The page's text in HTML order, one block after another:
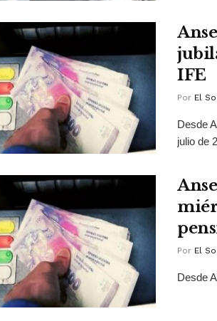
IFE
Por El
Desde
julio de
Por El
Desde